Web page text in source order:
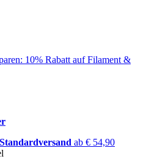
10% Rabatt auf Filament &
ab € 54,90